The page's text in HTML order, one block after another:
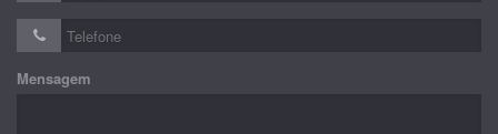
Mensagem